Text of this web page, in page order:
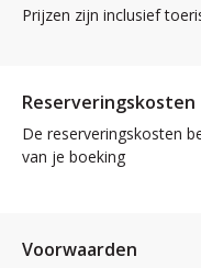
Prijzen zijn inclusief
Reserveringskosten
De reserveringskosten
van je boeking
Voorwaarden